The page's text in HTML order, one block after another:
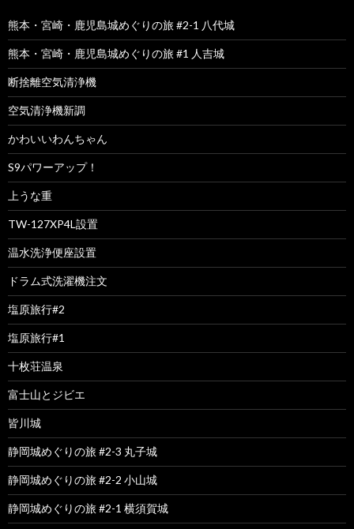
熊本・宮崎・鹿児島城めぐりの旅 #2-1 八代城
熊本・宮崎・鹿児島城めぐりの旅 #1 人吉城
断捨離空気清浄機
空気清浄機新調
かわいいわんちゃん
S9パワーアップ！
上うな重
TW-127XP4L設置
温水洗浄便座設置
ドラム式洗濯機注文
塩原旅行#2
塩原旅行#1
十枚荘温泉
富士山とジビエ
皆川城
静岡城めぐりの旅 #2-3 丸子城
静岡城めぐりの旅 #2-2 小山城
静岡城めぐりの旅 #2-1 横須賀城